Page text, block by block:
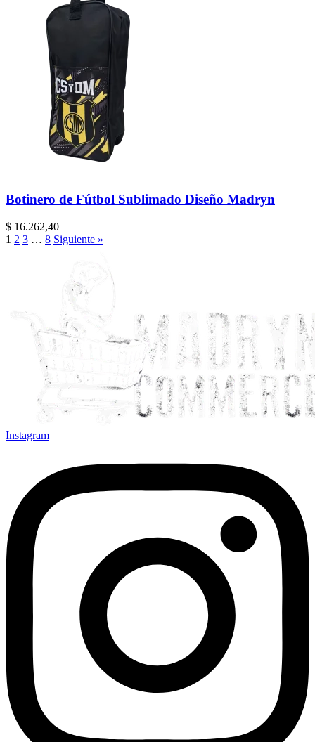
Botinero de Fútbol Sublimado Diseño Madryn
$ 16.262,40
1 2 3 … 8 Siguiente »
Instagram